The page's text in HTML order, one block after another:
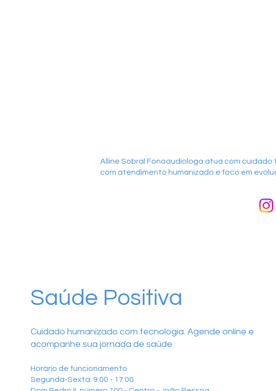
Alline Sobral Fonoaudiologa atua com
com atendimento humanizado e foco em
Saúde Positiva
Cuidado humanizado com tecnologia. Agende online e
acompanhe sua jornada de saúde.
Horário de funcionamento
Segunda-Sexta: 9:00 - 17:00